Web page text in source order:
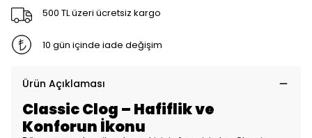
500 TL üzeri ücretsiz kargo
10 gün içinde iade değişim
Ürün Açıklaması
Classic Clog – Hafiflik ve
Konforun İkonu